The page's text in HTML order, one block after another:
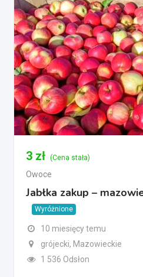
3 zł (Cena stała)
Owoce
Jabłka zakup –
Wyróżnione
10 miesięcy temu
grójecki, Mazowieckie
1 536 Odsłon